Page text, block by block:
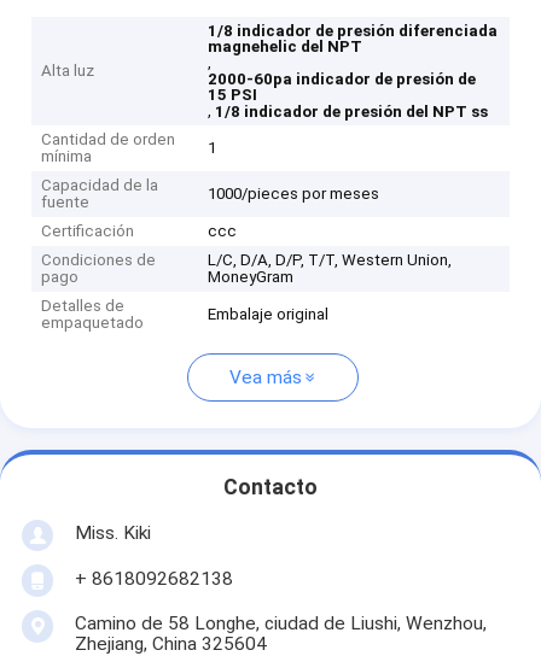
Alta luz
1/8 indicador de presión diferenciada
magnehelic del NPT
,
2000-60pa indicador de presión de
15 PSI
, 1/8 indicador de presión del NPT ss
Cantidad de orden
mínima
1
Capacidad de la
fuente
1000/pieces por meses
Certificación
ccc
Condiciones de
pago
L/C, D/A, D/P, T/T, Western Union,
MoneyGram
Detalles de
empaquetado
Embalaje original
Vea más
Contacto
Miss. Kiki
+ 8618092682138
Camino de 58 Longhe, ciudad de Liushi, Wenzhou,
Zhejiang, China 325604